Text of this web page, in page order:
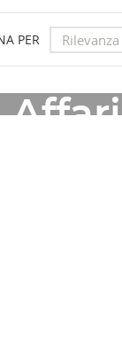
PER Rilevanza
Affari